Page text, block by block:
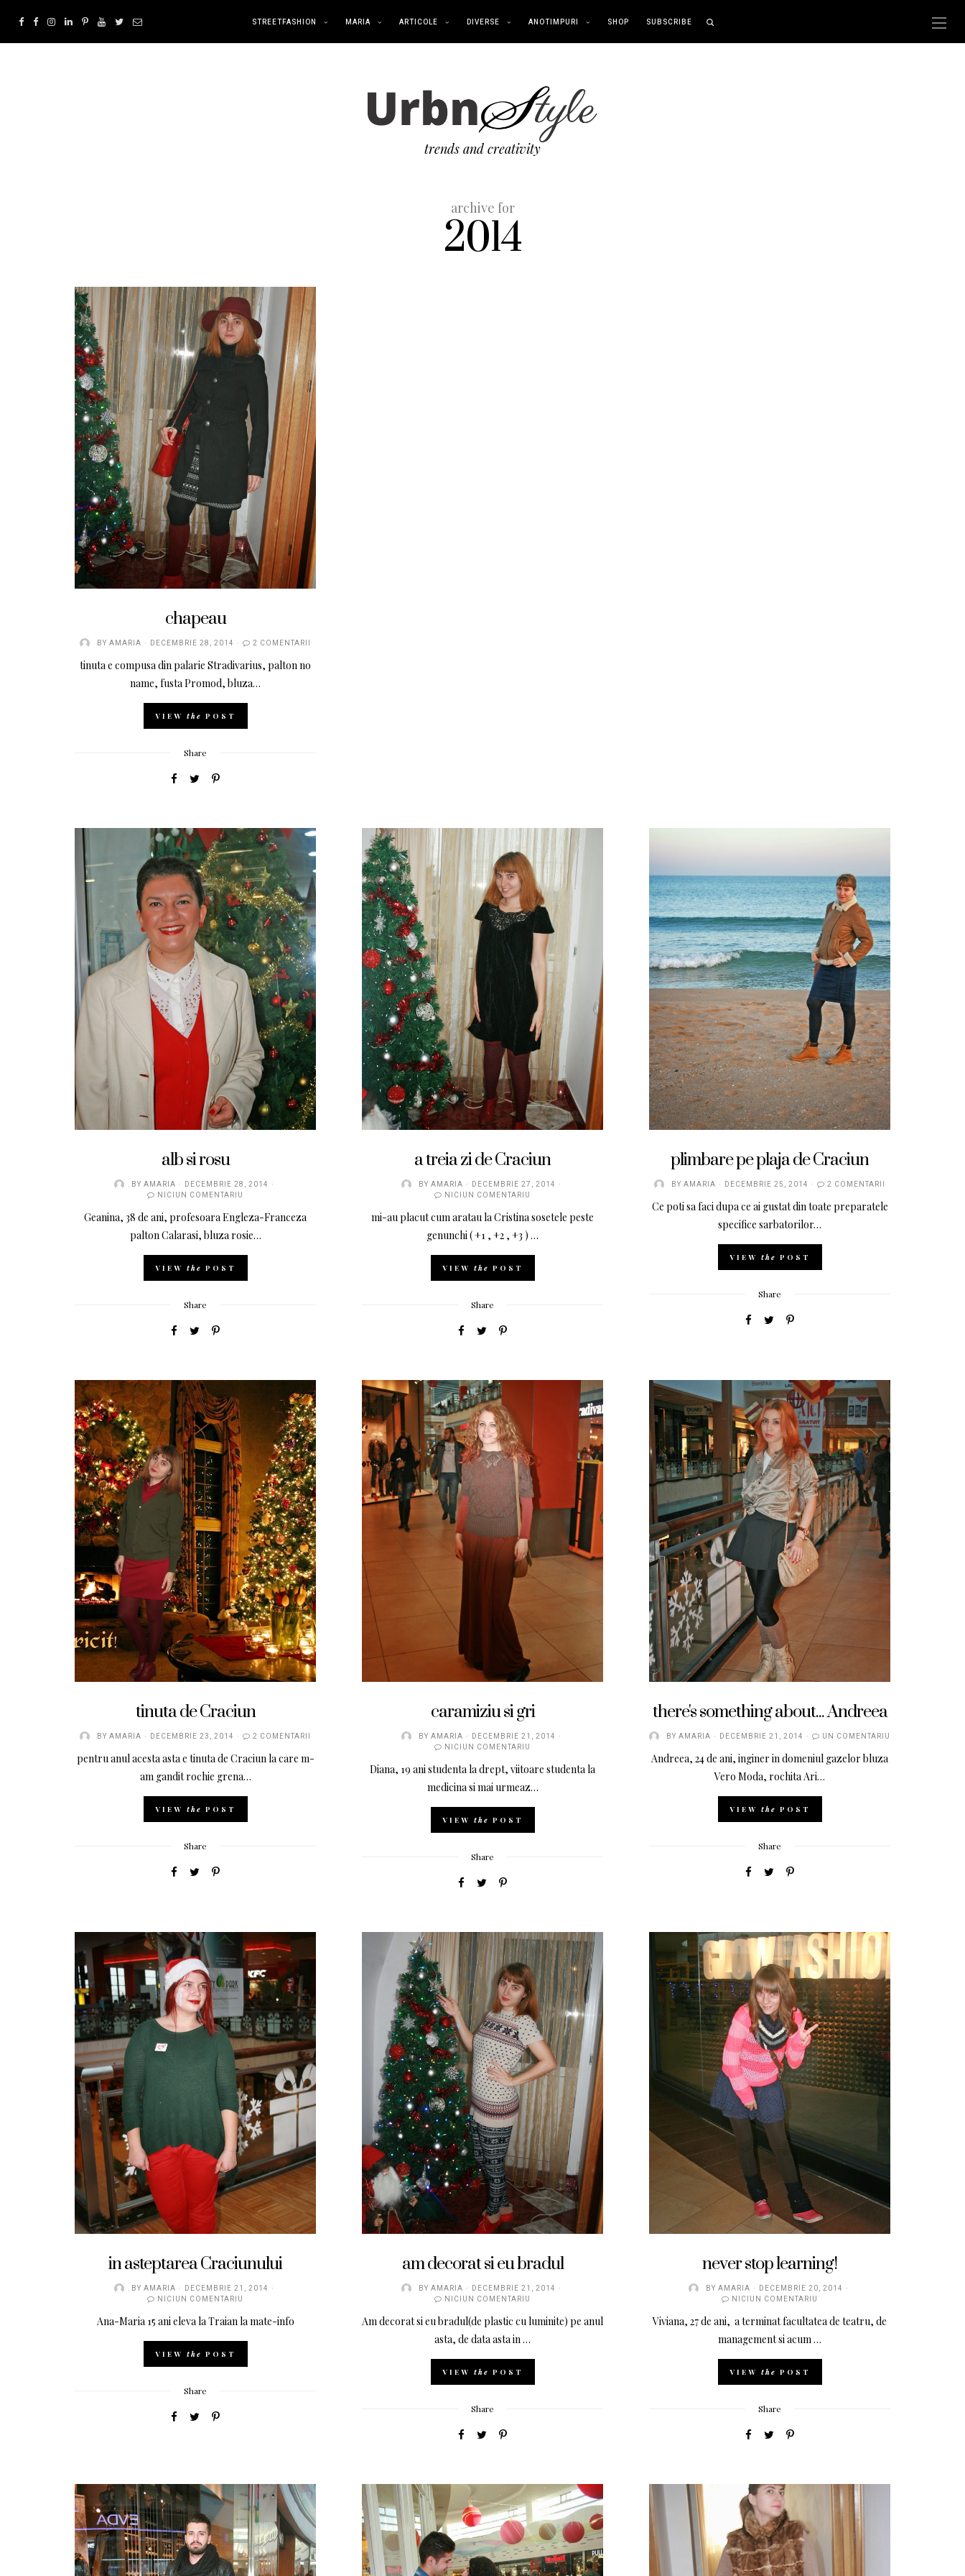
STREETFASHION MARIA ARTICOLE DIVERSE ANOTIMPURI SHOP SUBSCRIBE
trends and creativity
archive for
2014
chapeau
BY AMARIA DECEMBRIE 28, 2014 2 COMENTARII
tinuta e compusa din palarie Stradivarius, palton no
name, fusta Promod, bluza…
VIEW the POST
Share
alb si rosu
BY AMARIA
DECEMBRIE 28, 2014
NICIUN COMENTARIU
Geanina, 38 de ani, profesoara Engleza-Franceza
palton Calarasi, bluza rosie…
VIEW the POST
Share
a treia zi de Craciun
BY AMARIA
DECEMBRIE 27, 2014
NICIUN COMENTARIU
mi-au placut cum aratau la Cristina sosetele peste
genunchi ( +1 , +2 , +3 ) …
VIEW the POST
Share
plimbare pe plaja de Craciun
BY AMARIA DECEMBRIE 25, 2014 2 COMENTARII
Ce poti sa faci dupa ce ai gustat din toate preparatele
specifice sarbatorilor…
VIEW the POST
Share
tinuta de Craciun
BY AMARIA DECEMBRIE 23, 2014 2 COMENTARII
pentru anul acesta asta e tinuta de Craciun la care m-
am gandit rochie grena…
VIEW the POST
Share
caramiziu si gri
BY AMARIA
DECEMBRIE 21, 2014
NICIUN COMENTARIU
Diana, 19 ani studenta la drept, viitoare studenta la
medicina si mai urmeaz…
VIEW the POST
Share
there's something about... Andreea
BY AMARIA DECEMBRIE 21, 2014 UN COMENTARIU
Andreea, 24 de ani, inginer in domeniul gazelor bluza
Vero Moda, rochita Ari…
VIEW the POST
Share
in asteptarea Craciunului
BY AMARIA
DECEMBRIE 21, 2014
NICIUN COMENTARIU
Ana-Maria 15 ani eleva la Traian la mate-info
VIEW the POST
Share
am decorat si eu bradul
BY AMARIA
DECEMBRIE 21, 2014
NICIUN COMENTARIU
Am decorat si eu bradul(de plastic cu luminite) pe anul
asta, de data asta in …
VIEW the POST
Share
never stop learning!
BY AMARIA
DECEMBRIE 20, 2014
NICIUN COMENTARIU
Viviana, 27 de ani, a terminat facultatea de teatru, de
management si acum …
VIEW the POST
Share